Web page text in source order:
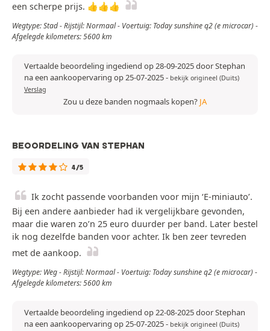
een scherpe prijs. 👍👍👍
Wegtype: Stad - Rijstijl: Normaal - Voertuig: Today sunshine q2 (e microcar) -
Afgelegde kilometers: 5600 km
Vertaalde beoordeling ingediend op 28-09-2025 door Stephan
na een aankoopervaring op 25-07-2025- bekijk origineel (Duits)
Verslag
Zou u deze banden nogmaals kopen? JA
BEOORDELING VAN STEPHAN
4/5
Ik zocht passende voorbanden voor mijn ‘E-miniauto’.
Bij een andere aanbieder had ik vergelijkbare gevonden,
maar die waren zo’n 25 euro duurder per band. Later bestel
ik nog dezelfde banden voor achter. Ik ben zeer tevreden
met de aankoop.
Wegtype: Weg - Rijstijl: Normaal - Voertuig: Today sunshine q2 (e microcar) -
Afgelegde kilometers: 5600 km
Vertaalde beoordeling ingediend op 22-08-2025 door Stephan
na een aankoopervaring op 25-07-2025- bekijk origineel (Duits)